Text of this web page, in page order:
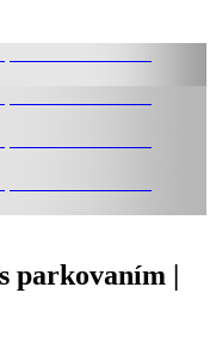
parkovaním |